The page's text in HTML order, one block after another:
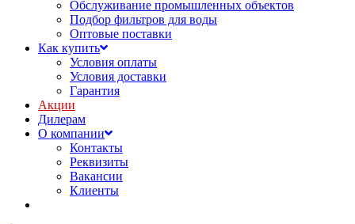
Обслуживание промышленных объектов
Подбор фильтров для воды
Оптовые поставки
Как купить
Условия оплаты
Условия доставки
Гарантия
Акции
Дилерам
О компании
Контакты
Реквизиты
Вакансии
Клиенты